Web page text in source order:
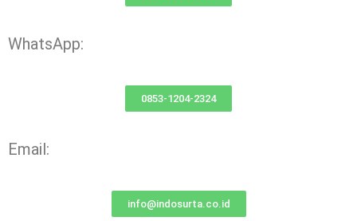
WhatsApp:
0853-1204-2324
Email:
info@indosurta.co.id